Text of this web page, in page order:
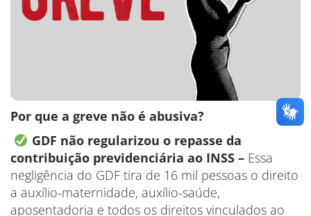
Por que a greve não é abusiva?
GDF não regularizou o repasse da
contribuição previdenciária ao INSS – Essa
negligência do GDF tira de 16 mil pessoas o direito
a auxílio-maternidade, auxílio-saúde,
aposentadoria e todos os direitos vinculados ao